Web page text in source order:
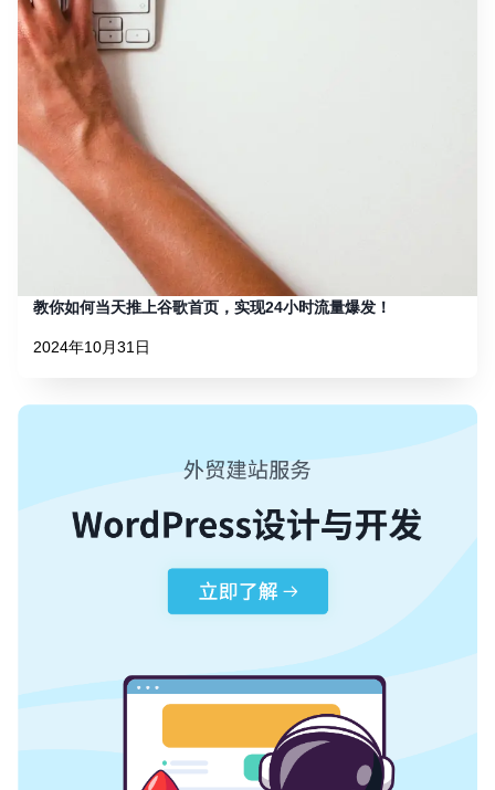
教你如何当天推上谷歌首页，实现24小时流量爆发！
2024年10月31日